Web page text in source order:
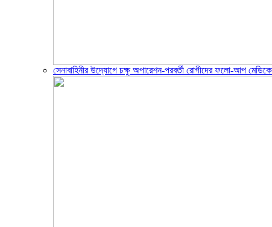
সেনাবাহিনীর উদ্যোগে চক্ষু অপারেশন-পরবর্তী রোগীদের ফলো-আপ